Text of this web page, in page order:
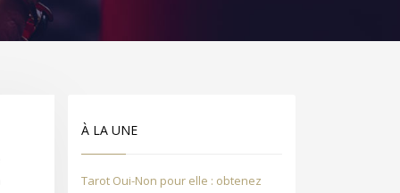
À LA UNE
Tarot Oui-Non pour elle : obtenez